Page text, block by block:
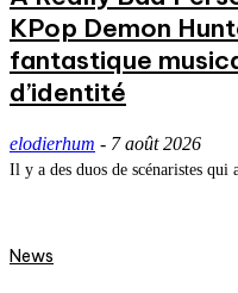
KPop Demon
fantastique
d’identité
elodierhum - 7 août 2026
Il y a des duos de scénaristes qui
News